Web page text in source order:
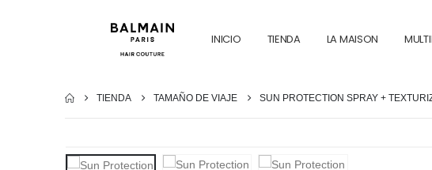
INICIO TIENDA LA MAISON
TIENDA TAMAÑO DE VIAJE SUN PROTECTION SPRAY +